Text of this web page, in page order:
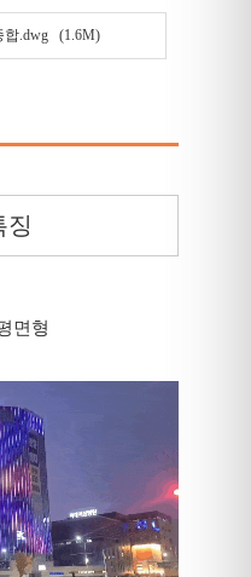
.dwg (1.6M)
징
면형